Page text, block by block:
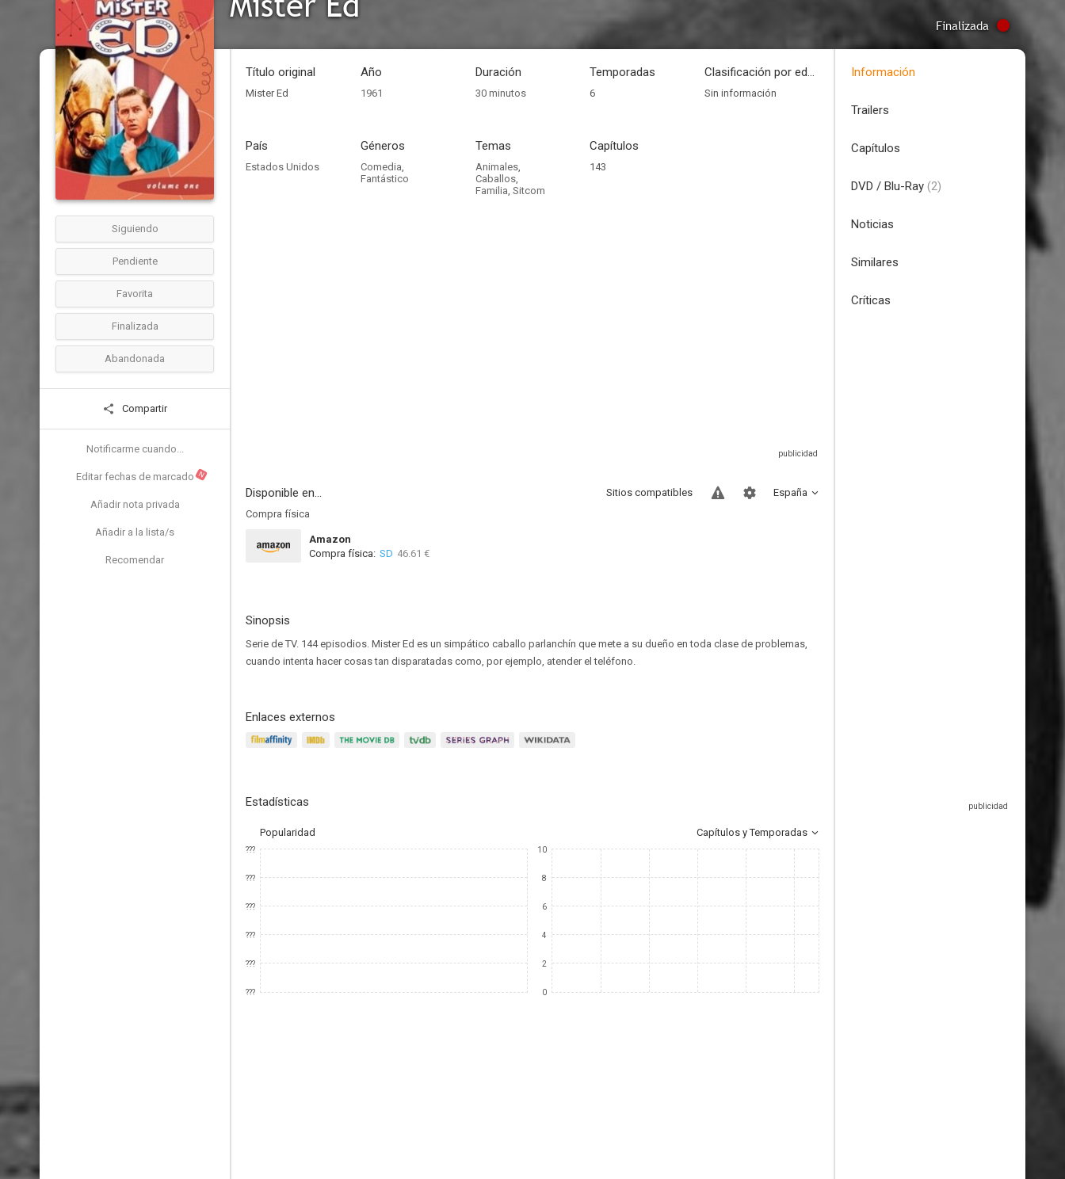
Finalizada
Siguiendo
Pendiente
Favorita
Finalizada
Abandonada
Compartir
Notificarme cuando...
Editar fechas de marcado N
Añadir nota privada
Añadir a la lista/s
Recomendar
Título original
Mister Ed
Año
1961
Duración
30 minutos
Temporadas
6
Clasificación por edades
Sin información
País
Estados Unidos
Géneros
Comedia,
Fantástico
Temas
Animales,
Caballos,
Familia, Sitcom
Capítulos
143
Disponible en... España
Sitios compatibles
Compra física
Amazon
Compra física: SD 46.61 €
Sinopsis
Serie de TV. 144 episodios. Mister Ed es un simpático caballo parlanchín que mete a su dueño en toda clase de problemas,
cuando intenta hacer cosas tan disparatadas como, por ejemplo, atender el teléfono.
Enlaces externos
Estadísticas
Popularidad Capítulos y Temporadas
???
???
???
???
???
???
10
8
6
4
2
0
Información
Trailers
Capítulos
DVD / Blu-Ray (2)
Noticias
Similares
Críticas